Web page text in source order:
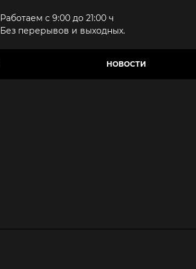
Работаем с 9:00 до 21:00 ч
Без перерывов и выходных.
НОВОСТИ